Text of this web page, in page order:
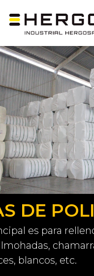
DE
es para
blancos, etc.